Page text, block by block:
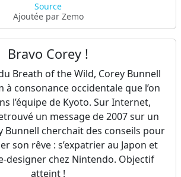
Source
Ajoutée par Zemo
Bravo Corey !
Breath of the Wild, Corey Bunnell
à consonance occidentale que l’on
l’équipe de Kyoto. Sur Internet,
un message de 2007 sur un
Bunnell cherchait des conseils pour
son rêve : s’expatrier au Japon et
designer chez Nintendo. Objectif
atteint !